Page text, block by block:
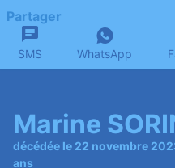
Partager
SMS WhatsApp
Marine
décédée le 22 novembre
ans